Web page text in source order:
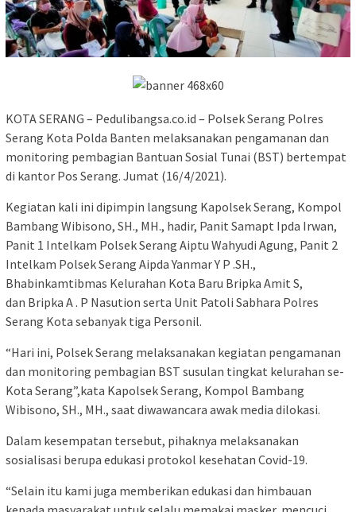
KOTA SERANG – Pedulibangsa.co.id – Polsek Serang Polres
Serang Kota Polda Banten melaksanakan pengamanan dan
monitoring pembagian Bantuan Sosial Tunai (BST) bertempat
di kantor Pos Serang. Jumat (16/4/2021).
Kegiatan kali ini dipimpin langsung Kapolsek Serang, Kompol
Bambang Wibisono, SH., MH., hadir, Panit Samapt Ipda Irwan,
Panit 1 Intelkam Polsek Serang Aiptu Wahyudi Agung, Panit 2
Intelkam Polsek Serang Aipda Yanmar Y P .SH.,
Bhabinkamtibmas Kelurahan Kota Baru Bripka Amit S,
dan Bripka A . P Nasution serta Unit Patoli Sabhara Polres
Serang Kota sebanyak tiga Personil.
“Hari ini, Polsek Serang melaksanakan kegiatan pengamanan
dan monitoring pembagian BST susulan tingkat kelurahan se-
Kota Serang”,kata Kapolsek Serang, Kompol Bambang
Wibisono, SH., MH., saat diwawancara awak media dilokasi.
Dalam kesempatan tersebut, pihaknya melaksanakan
sosialisasi berupa edukasi protokol kesehatan Covid-19.
“Selain itu kami juga memberikan edukasi dan himbauan